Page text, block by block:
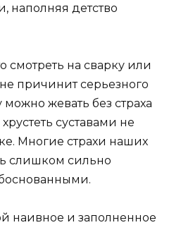
наполняя детство
смотреть на сварку или
причинит серьезного
жевать без страха
суставами не
Многие страхи наших
слишком сильно
наивное и заполненное